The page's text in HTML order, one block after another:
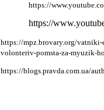
https://
https://
https://mpz.brovary.org/
volonteriv-pomsta-za-myuzik-
https://blogs.pravda.com.ua/